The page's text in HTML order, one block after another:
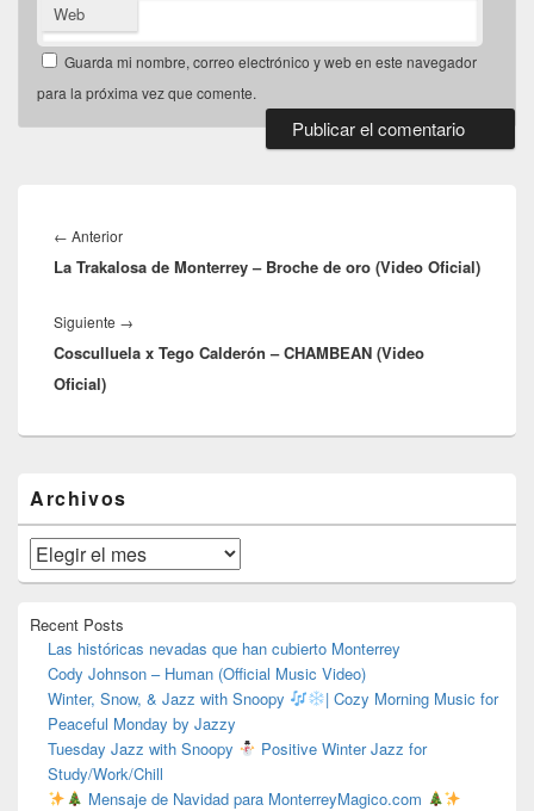
Web
Guarda mi nombre, correo electrónico y web en este navegador
para la próxima vez que comente.
de
entradas
← AnteriorEntrada
anterior:
La Trakalosa de Monterrey – Broche de oro (Video Oficial)
Siguiente →
siguiente:
Cosculluela x Tego Calderón – CHAMBEAN (Video
Oficial)
área
de
widget
barra
lateral
Archivos
Archivos
Recent Posts
Las históricas nevadas que han cubierto Monterrey
Cody Johnson – Human (Official Music Video)
Winter, Snow, & Jazz with Snoopy
| Cozy Morning Music for
Peaceful Monday by Jazzy
Tuesday Jazz with Snoopy
Positive Winter Jazz for
Study/Work/Chill
Mensaje de Navidad para MonterreyMagico.com